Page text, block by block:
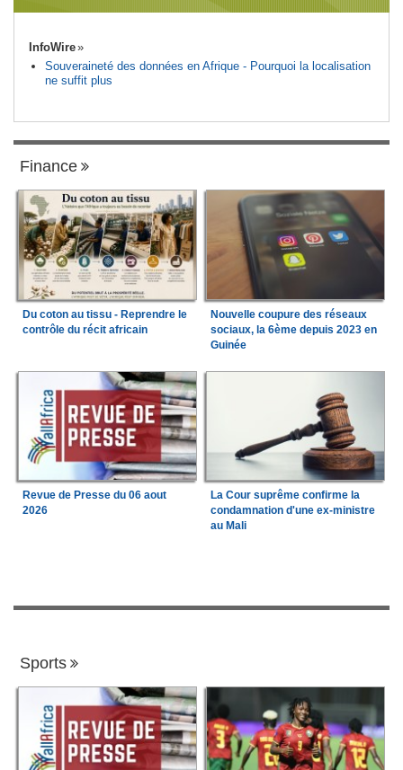
InfoWire
Souveraineté des données en Afrique - Pourquoi la localisation
ne suffit plus
Finance
Du coton au tissu - Reprendre le
contrôle du récit africain
Nouvelle coupure des réseaux
sociaux, la 6ème depuis 2023 en
Guinée
Revue de Presse du 06 aout
2026
La Cour suprême confirme la
condamnation d'une ex-ministre
au Mali
Sports